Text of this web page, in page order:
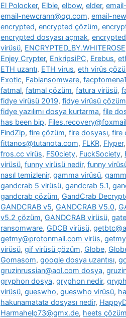
El Polocker, Elbie, elbow, elder,
email-newcrann@qq.com, email-
encrypted, encrypted çözüm,
encrypted dosyası açmak,
virüsü, ENCRYPTED_BY.WHITEROSE
Enjey Crypter, EnkripsiPC, Erebus,
ETH uzantı, ETH virus, eth virüs
Exotic, Fabiansomware,
fatmal, fatmal çözüm, fatura virüsü,
fidye virüsü 2019, fidye virüsü çözüm
fidye yazılımı dosya kurtarma, file
has been bip,
FindZip, fire çözüm, fire dosyası, fire
fittanos@tutanota.com, FLKR, Flyper,
fros.cc virüs, FS0ciety, FuckSociety,
virüsü, funny virüsü nedir, funny
nasıl temizlenir, gamma virüsü,
gandcrab 5 virüsü, gandcrab 5.1,
gandcrab çözüm, GandCrab
GANDCRAB v5, GANDCRAB V5.0,
v5.2 çözüm, GANDCRAB virüsü,
ransomware, GDCB virüsü,
getmy@protonmail.com virüs,
virüsü, gif virüsü çözüm, Globe,
Gomasom, google dosya uzantısı,
gruzinrussian@aol.com dosya,
gryphon dosya, gryphon nedir,
virüsü, gueswho, gueswho virüsü,
hakunamatata dosyası nedir,
Harmahelp73@gmx.de, heets çözüm